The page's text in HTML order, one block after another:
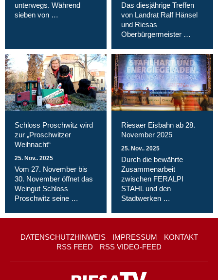
unterwegs. Während
sieben von …
Das diesjährige Treffen
von Landrat Ralf Hänsel
und Riesas
Oberbürgermeister …
Schloss Proschwitz wird
zur „Proschwitzer
Weihnacht“
25. Nov.. 2025
Vom 27. November bis
30. November öffnet das
Weingut Schloss
Proschwitz seine …
Riesaer Eisbahn ab 28.
November 2025
25. Nov.. 2025
Durch die bewährte
Zusammenarbeit
zwischen FERALPI
STAHL und den
Stadtwerken …
DATENSCHUTZHINWEIS IMPRESSUM
KONTAKT
RSS FEED
RSS VIDEO-FEED